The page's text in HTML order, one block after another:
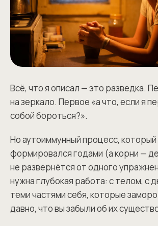
Всё, что я описал — это разведка.
на зеркало. Первое «а что, если я
собой бороться?».
Но аутоиммунный процесс, который
формировался годами (а корни —
не развернётся от одного
нужна глубокая работа: с телом, с
теми частями себя, которые
давно, что вы забыли об их